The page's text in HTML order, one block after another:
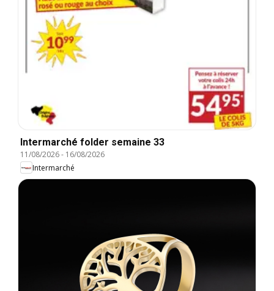
Intermarché folder semaine 33
11/08/2026- 16/08/2026
Intermarché